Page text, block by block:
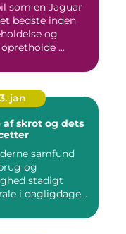
som en Jaguar
bedste inden
og
...
jan
af skrot og dets
samfund
og
stadigt
i dagligdagen.